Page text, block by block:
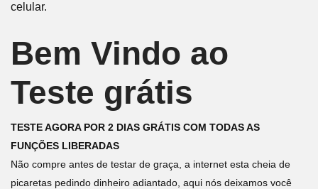
celular.
Bem Vindo ao
Teste grátis
TESTE AGORA POR 2 DIAS GRÁTIS COM TODAS AS
FUNÇÕES LIBERADAS
Não compre antes de testar de graça, a internet esta cheia de
picaretas pedindo dinheiro adiantado, aqui nós deixamos você